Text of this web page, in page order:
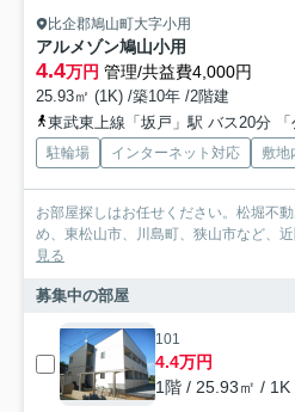
比企郡鳩山町大字小用
アルメゾン鳩山小用
4.4万円 管理/共益費4,000円
25.93㎡ (1K) /築10年 /2階建
東武東上線「坂戸」駅 バス20分
駐輪場 インターネット対応 敷地
お部屋探しはお任せください。松堀不
め、東松山市、川島町、狭山市など、
見る
募集中の部屋
101
4.4万円
1階 / 25.93㎡ / 1K